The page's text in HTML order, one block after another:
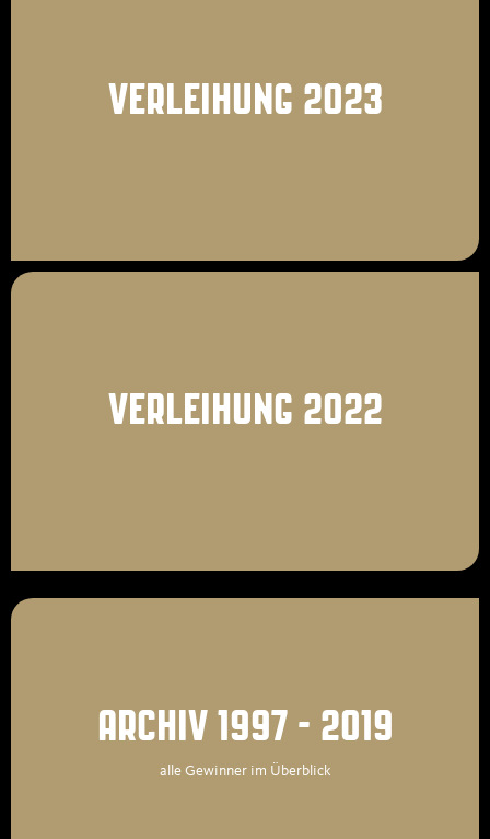
VERLEIHUNG 2023
VERLEIHUNG 2022
ARCHIV 1997 - 2019
alle Gewinner im Überblick